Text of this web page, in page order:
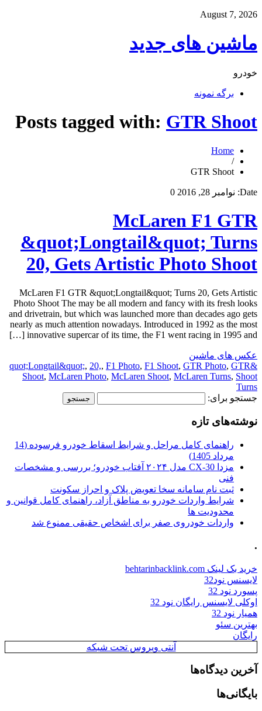
August 7, 2026
ماشین های جدید
خودرو
برگه نمونه
Posts tagged with: GTR Shoot
Home
/
GTR Shoot
Date: نوامبر 28, 2016 0
McLaren F1 GTR
&quot;Longtail&quot; Turns
20, Gets Artistic Photo Shoot
McLaren F1 GTR &quot;Longtail&quot; Turns 20, Gets Artistic
Photo Shoot The may be all modern and fancy with its fresh looks
and drivetrain, but which was launched more than decades ago gets
nearly as much attention nowadays. Introduced in 1992 as the most
innovative supercar of its time, the F1 went racing in 1995 and […]
عکس های ماشین
&quot;Longtail&quot;
, 20,, F1 Photo, F1 Shoot, GTR Photo, GTR
Shoot, McLaren Photo, McLaren Shoot, McLaren Turns, Shoot
Turns
جستجو برای:
نوشته‌های تازه
راهنمای کامل مراحل و شرایط اسقاط خودرو فرسوده (14
مرداد 1405)
مزدا CX-30 مدل ۲۰۲۴ آفتاب خودرو؛ بررسی و مشخصات
فنی
ثبت نام سامانه سخا تعویض پلاک و احراز سکونت
شرایط واردات خودرو به مناطق آزاد، راهنمای کامل قوانین و
محدودیت ها
واردات خودروی صفر برای اشخاص حقیقی ممنوع شد
.
خرید بک لینک behtarinbacklink.com
لایسنس نود32
پسورد نود 32
اوکلی لایسنس رایگان نود 32
همیار نود 32
بهترین سئو
رایگان
آنتی ویروس تحت شبکه
آخرین دیدگاه‌ها
بایگانی‌ها